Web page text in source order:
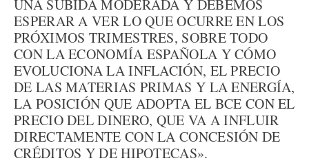
UNA SUBIDA MODERADA Y DEBEMOS
ESPERAR A VER LO QUE OCURRE EN LOS
PRÓXIMOS TRIMESTRES, SOBRE TODO
CON LA ECONOMÍA ESPAÑOLA Y CÓMO
EVOLUCIONA LA INFLACIÓN, EL PRECIO
DE LAS MATERIAS PRIMAS Y LA ENERGÍA,
LA POSICIÓN QUE ADOPTA EL BCE CON EL
PRECIO DEL DINERO, QUE VA A INFLUIR
DIRECTAMENTE CON LA CONCESIÓN DE
CRÉDITOS Y DE HIPOTECAS».